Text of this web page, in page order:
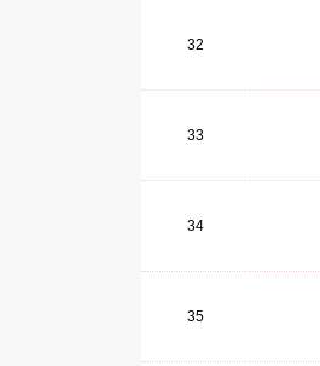
32
33
34
35